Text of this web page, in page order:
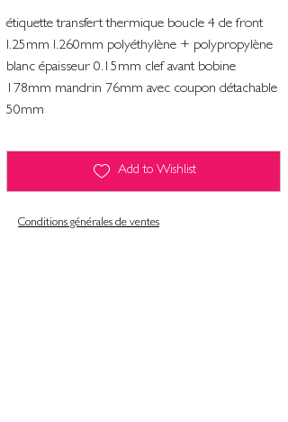
étiquette transfert thermique boucle 4 de front
l.25mm l.260mm polyéthylène + polypropylène
blanc épaisseur 0.15mm clef avant bobine
178mm mandrin 76mm avec coupon détachable
50mm
Add to Wishlist
Conditions générales de ventes